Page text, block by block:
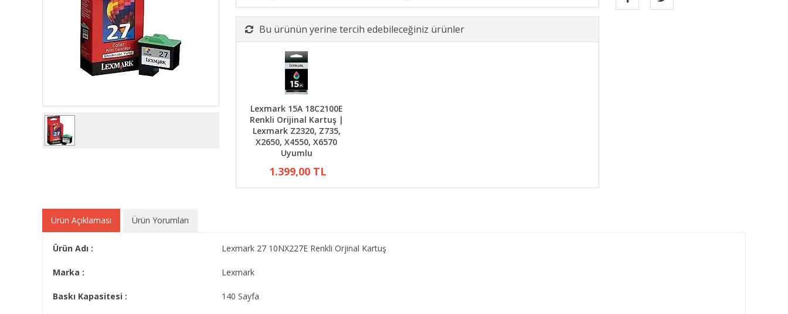
Bu ürünün yerine tercih edebileceğiniz ürünler
Lexmark 15A 18C2100E
Renkli Orijinal Kartuş |
Lexmark Z2320, Z735,
X2650, X4550, X6570
Uyumlu
1.399,00 TL
Ürün Açıklaması Ürün Yorumları
Ürün Adı : Lexmark 27 10NX227E Renkli Orjinal Kartuş
Marka : Lexmark
Baskı Kapasitesi : 140 Sayfa